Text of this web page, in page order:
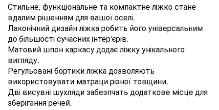
Стильне, функціональне та компактне ліжко стане
вдалим рішенням для вашої оселі.
Лаконічний дизайн ліжка робить його універсальним
до більшості сучасних інтер'єрів.
Матовий шпон каркасу додає ліжку унікального
вигляду.
Регульовані бортики ліжка дозволяють
використовувати матраци різної товщини.
Дві висувні шухляди забезпчать додаткове місце для
зберігання речей.